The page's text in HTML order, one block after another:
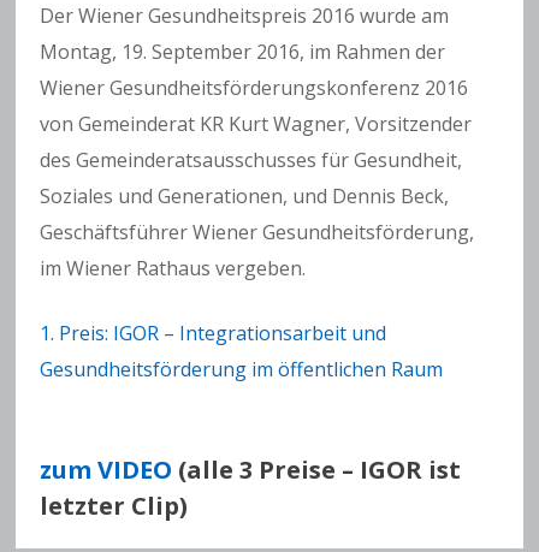
Der Wiener Gesundheitspreis 2016 wurde am
Montag, 19. September 2016, im Rahmen der
Wiener Gesundheitsförderungskonferenz 2016
von Gemeinderat KR Kurt Wagner, Vorsitzender
des Gemeinderatsausschusses für Gesundheit,
Soziales und Generationen, und Dennis Beck,
Geschäftsführer Wiener Gesundheitsförderung,
im Wiener Rathaus vergeben.
1. Preis: IGOR – Integrationsarbeit und
Gesundheitsförderung im öffentlichen Raum
zum VIDEO (alle 3 Preise – IGOR ist
letzter Clip)